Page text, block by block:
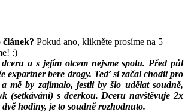
Pokud ano, klikněte prosíme na 5
:)
a s jejím otcem nejsme spolu. Před půl
expartner bere drogy. Teď si začal chodit pro
mě by zajímalo, jestli by šlo udělat soudně,
(setkávání) s dcerkou. Dceru navštěvuje 2x
hodiny, je to soudně rozhodnuto.